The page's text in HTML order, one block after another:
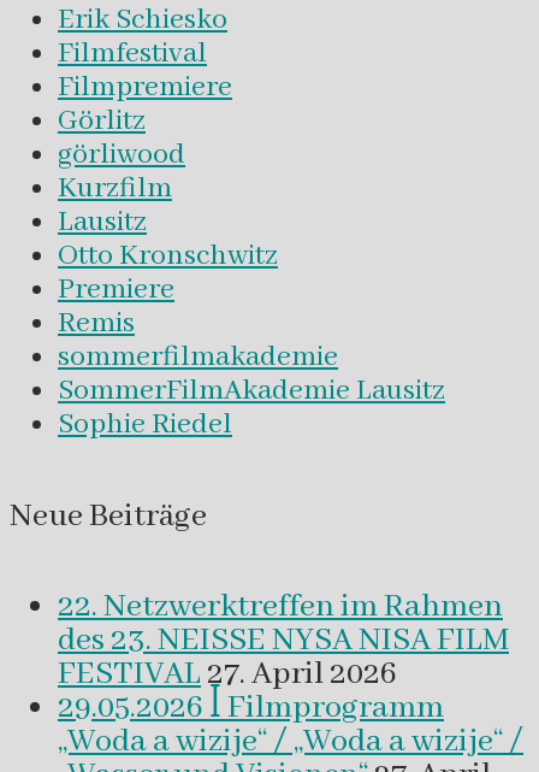
Erik Schiesko
Filmfestival
Filmpremiere
Görlitz
görliwood
Kurzfilm
Lausitz
Otto Kronschwitz
Premiere
Remis
sommerfilmakademie
SommerFilmAkademie Lausitz
Sophie Riedel
Neue Beiträge
22. Netzwerktreffen im Rahmen
des 23. NEISSE NYSA NISA FILM
FESTIVAL27. April 2026
29.05.2026 ꟾ Filmprogramm
„Woda a wizije“ / „Woda a wizije“ /